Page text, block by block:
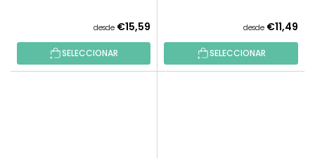
desde €15,59
SELECCIONAR
desde €11,49
SELECCIONAR